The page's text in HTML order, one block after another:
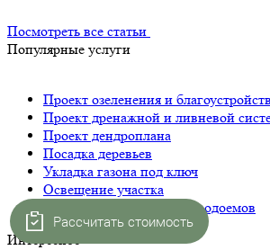
Посмотреть все статьи
Популярные услуги
Проект озеленения и
Проект дренажной и ливневой
Проект дендроплана
Посадка деревьев
Укладка газона под ключ
Освещение участка
Строительство прудов и водоемов
Интересное
Рассчитать стоимость